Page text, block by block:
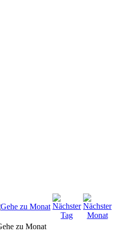
zu Monat